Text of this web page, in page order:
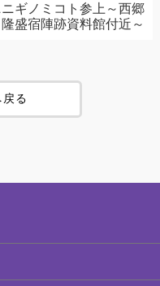
ニギノミコト参上～西郷
隆盛宿陣跡資料館付近～
る